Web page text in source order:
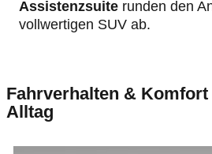
Assistenzsuite runden den
vollwertigen SUV ab.
Fahrverhalten &
Alltag